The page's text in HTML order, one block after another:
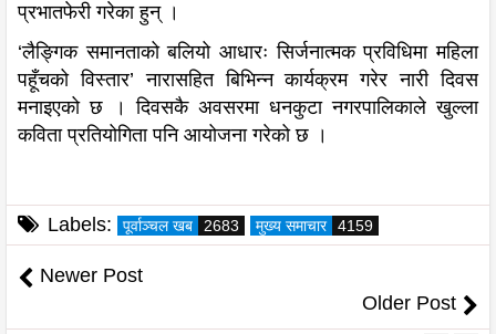
प्रभातफेरी गरेका हुन् ।
‘लैङ्गिक समानताको बलियो आधारः सिर्जनात्मक प्रविधिमा महिला
पहूँचको विस्तार’ नारासहित बिभिन्न कार्यक्रम गरेर नारी दिवस
मनाइएको छ । दिवसकै अवसरमा धनकुटा नगरपालिकाले खुल्ला
कविता प्रतियोगिता पनि आयोजना गरेको छ ।
Labels: पूर्वाञ्चल खब 2683 मुख्य समाचार 4159
Newer Post
Older Post